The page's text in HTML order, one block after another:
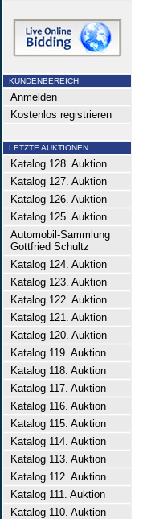
KUNDENBEREICH
Anmelden
Kostenlos registrieren
LETZTE AUKTIONEN
Katalog 128. Auktion
Katalog 127. Auktion
Katalog 126. Auktion
Katalog 125. Auktion
Automobil-Sammlung
Gottfried Schultz
Katalog 124. Auktion
Katalog 123. Auktion
Katalog 122. Auktion
Katalog 121. Auktion
Katalog 120. Auktion
Katalog 119. Auktion
Katalog 118. Auktion
Katalog 117. Auktion
Katalog 116. Auktion
Katalog 115. Auktion
Katalog 114. Auktion
Katalog 113. Auktion
Katalog 112. Auktion
Katalog 111. Auktion
Katalog 110. Auktion